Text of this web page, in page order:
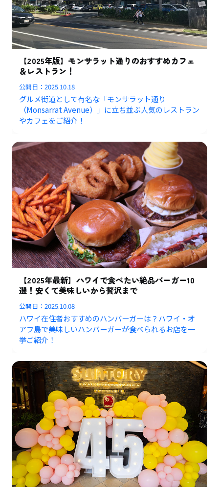
【2025年版】モンサラット通りのおすすめカフェ
＆レストラン！
公開日：2025.10.18
グルメ街道として有名な「モンサラット通り
（Monsarrat Avenue）」に立ち並ぶ人気のレストラン
やカフェをご紹介！
【2025年最新】ハワイで食べたい絶品バーガー10
選！安くて美味しいから贅沢まで
公開日：2025.10.08
ハワイ在住者おすすめのハンバーガーは？ハワイ・オ
アフ島で美味しいハンバーガーが食べられるお店を一
挙ご紹介！